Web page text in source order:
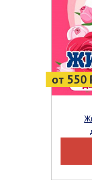
от 550
Живая вода для цветущих